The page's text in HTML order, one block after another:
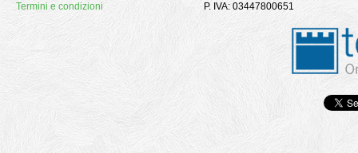
Termini e condizioni
P. IVA: 03447800651